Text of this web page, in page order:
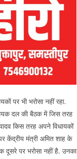
पर भी भरोसा नहीं रहा.
दल की बैठक में जिस तरह
किस तरह अपने विधायकों
केंद्रीय मंत्री अमित शाह के
दूसरे पर भरोसा नहीं है. उनका